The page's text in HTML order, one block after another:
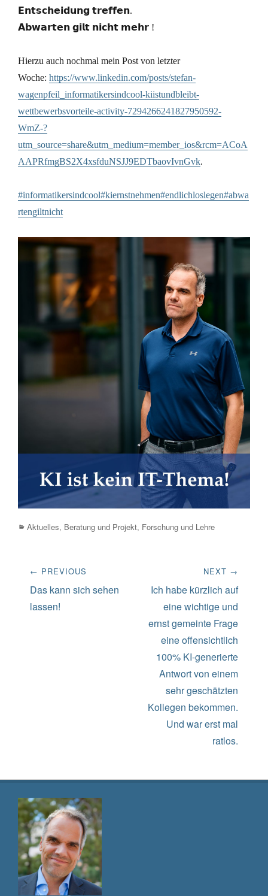
𝗘𝗻𝘁𝘀𝗰𝗵𝗲𝗶𝗱𝘂𝗻𝗴 𝘁𝗿𝗲𝗳𝗳𝗲𝗻.
𝗔𝗯𝘄𝗮𝗿𝘁𝗲𝗻 𝗴𝗶𝗹𝘁 𝗻𝗶𝗰𝗵𝘁 𝗺𝗲𝗵𝗿 !
Hierzu auch nochmal mein Post von letzter
Woche: https://www.linkedin.com/posts/stefan-
wagenpfeil_informatikersindcool-kiistundbleibt-
wettbewerbsvorteile-activity-7294266241827950592-
WmZ-?
utm_source=share&utm_medium=member_ios&rcm=ACoA
AAPRfmgBS2X4xsfduNSJJ9EDTbaovIvnGvk.
#informatikersindcool#kiernstnehmen#endlichloslegen#abwa
rtengiltnicht
Categories
Aktuelles, Beratung und Projekt, Forschung und Lehre
Beitrags-
Navigation
← PREVIOUS
Previous
post:
Das kann sich sehen
lassen!
NEXT →
Next
post:
Ich habe kürzlich auf
eine wichtige und
ernst gemeinte Frage
eine offensichtlich
100% KI-generierte
Antwort von einem
sehr geschätzten
Kollegen bekommen.
Und war erst mal
ratlos.